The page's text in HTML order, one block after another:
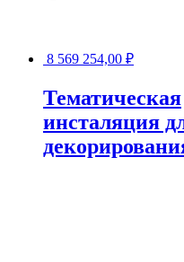
8 569 254,00 ₽
Тематическая
инсталяция